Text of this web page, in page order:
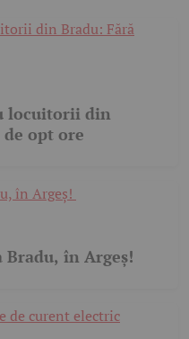
locuitorii din
opt ore
Bradu, în Argeș!